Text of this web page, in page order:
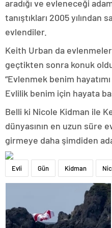
aradığı ve evleneceği
tanıştıkları 2005 yılından
evlendiler.
Keith Urban da
geçtikten sonra konuk
“Evlenmek benim
Evlilik benim için hayata
Belli ki Nicole Kidman ile
dünyasının en uzun süre
girmeye daha şimdiden
Evli Gün Kidman